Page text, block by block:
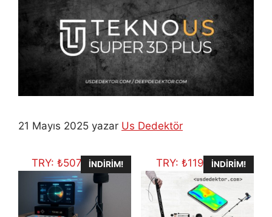
21 Mayıs 2025 yazar Us Dedektör
TRY:₺507.704,75
İNDIRIM! TRY: ₺119.434,11
İNDIRIM!